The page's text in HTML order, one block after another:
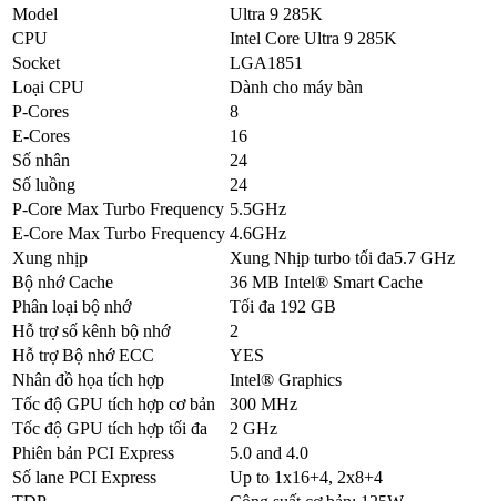
Model
Ultra 9 285K
CPU
Intel Core Ultra 9 285K
Socket
LGA1851
Loại CPU
Dành cho máy bàn
P-Cores
8
E-Cores
16
Số nhân
24
Số luồng
24
P-Core Max Turbo Frequency 5.5GHz
E-Core Max Turbo Frequency 4.6GHz
Xung nhịp
Xung Nhịp turbo tối đa5.7 GHz
Bộ nhớ Cache
36 MB Intel® Smart Cache
Phân loại bộ nhớ
Tối đa 192 GB
Hỗ trợ số kênh bộ nhớ
2
Hỗ trợ Bộ nhớ ECC
YES
Nhân đồ họa tích hợp
Intel® Graphics
Tốc độ GPU tích hợp cơ bản
300 MHz
Tốc độ GPU tích hợp tối đa
2 GHz
Phiên bản PCI Express
5.0 and 4.0
Số lane PCI Express
Up to 1x16+4, 2x8+4